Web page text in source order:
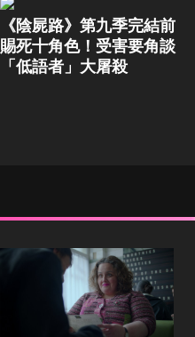
《陰屍路》第九季完結前
賜死十角色！受害要角談
「低語者」大屠殺